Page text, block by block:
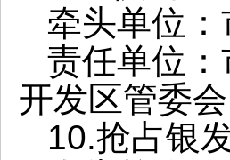
牵头单位
责任单位
开发区管委会
10.抢占银